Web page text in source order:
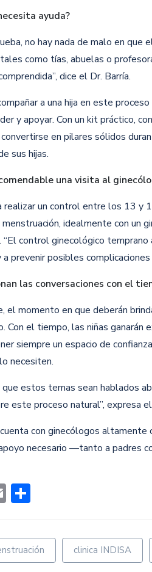
ayuda?
no hay nada de malo en que
como tías, abuelas o
dice el Dr. Barría.
a una hija en este
y apoyar. Con un kit práctico,
en pilares sólidos
sus hijas.
una visita al
realizar un control entre los 13 y
idealmente con un
control ginecológico
prevenir posibles
las conversaciones con el
el momento en que deberán
Con el tiempo, las niñas ganarán
siempre un espacio de
necesiten.
estos temas sean hablados
este proceso natural”, expresa
con ginecólogos
necesario —tanto a padres
Email
clinica INDISA